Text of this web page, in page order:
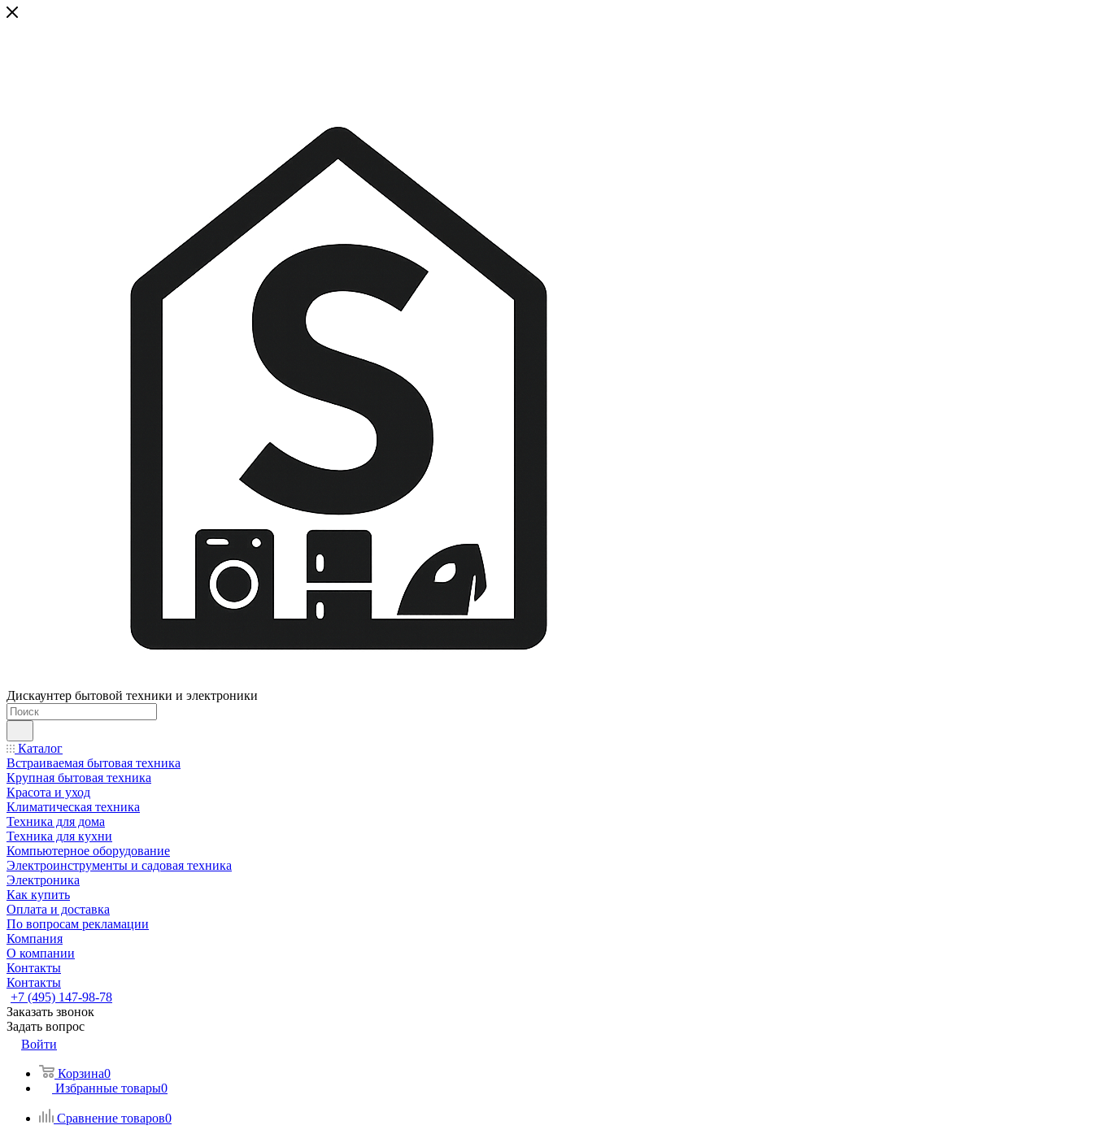
Дискаунтер бытовой техники и электроники
Каталог
Встраиваемая бытовая техника
Крупная бытовая техника
Красота и уход
Климатическая техника
Техника для дома
Техника для кухни
Компьютерное оборудование
Электроинструменты и садовая техника
Электроника
Как купить
Оплата и доставка
По вопросам рекламации
Компания
О компании
Контакты
Контакты
+7 (495) 147-98-78
Заказать звонок
Задать вопрос
Войти
Корзина0
Избранные товары0
Сравнение товаров0